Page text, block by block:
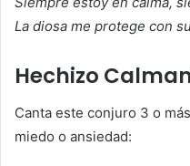
La diosa me protege con
Hechizo
Canta este conjuro 3 o
miedo o ansiedad: